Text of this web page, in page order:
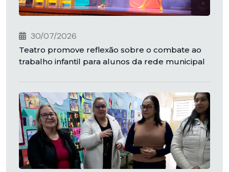
30/07/2026
Teatro promove reflexão sobre o combate ao
trabalho infantil para alunos da rede municipal